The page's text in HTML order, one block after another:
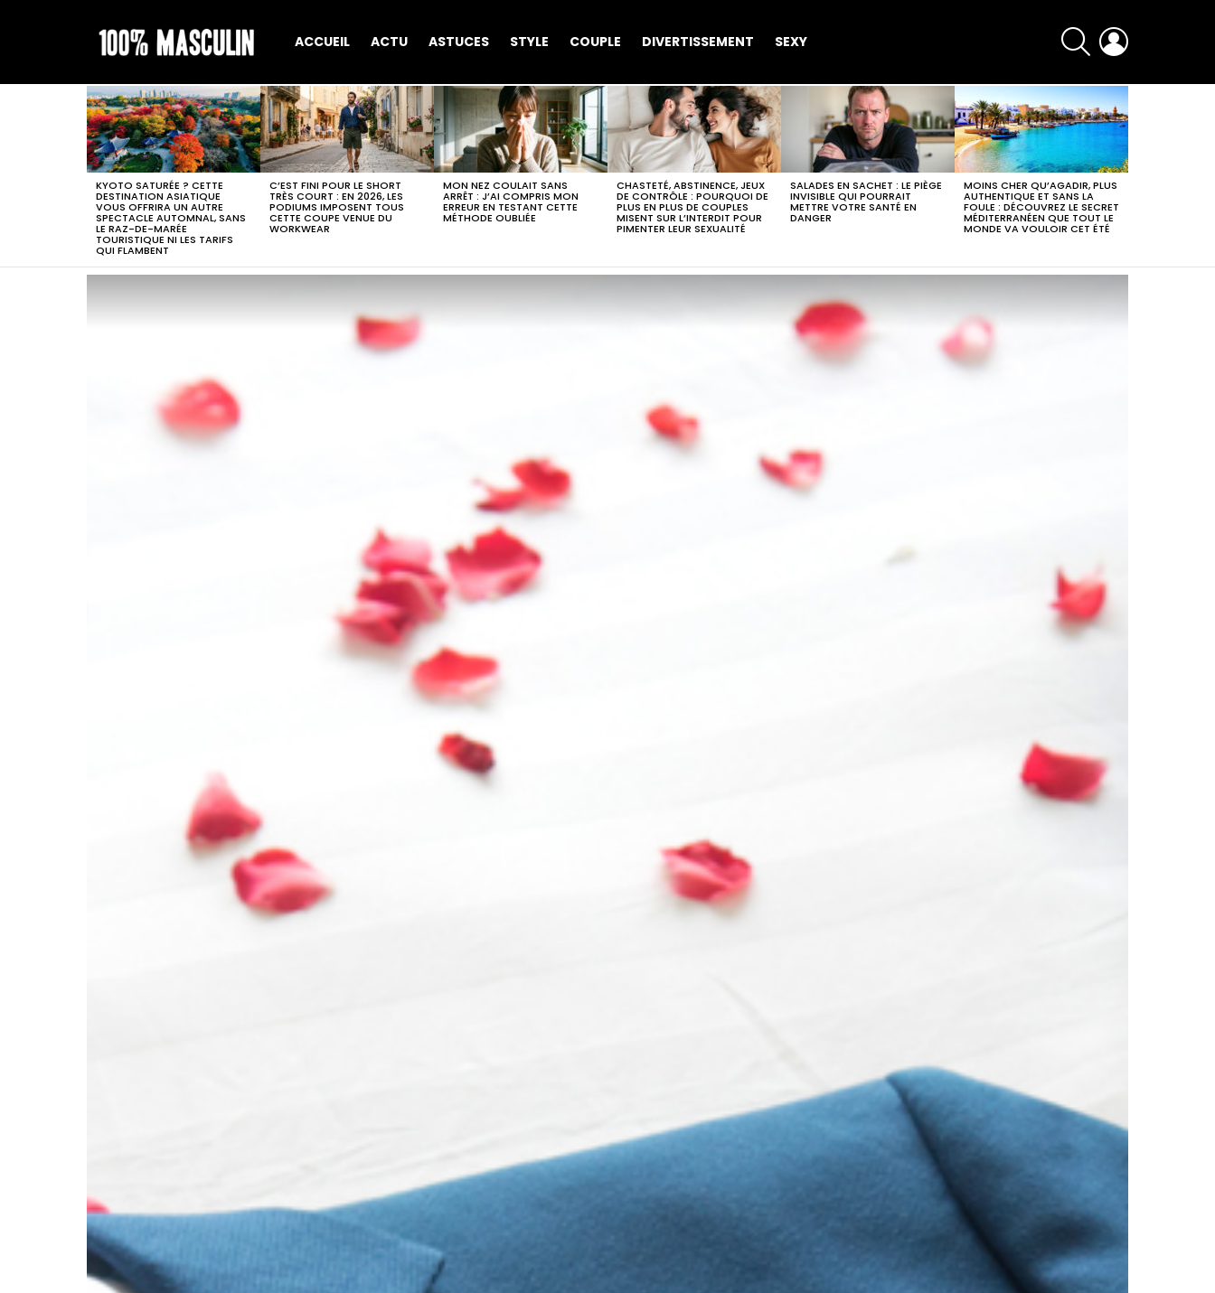
ACCUEIL ACTU ASTUCES STYLE COUPLE DIVERTISSEMENT SEXY
SEARCH
MOST
VIEWED
STORIES
KYOTO SATURÉE ? CETTE
DESTINATION ASIATIQUE
VOUS OFFRIRA UN AUTRE
SPECTACLE AUTOMNAL, SANS
LE RAZ-DE-MARÉE
TOURISTIQUE NI LES TARIFS
QUI FLAMBENT
C’EST FINI POUR LE SHORT
TRÈS COURT : EN 2026, LES
PODIUMS IMPOSENT TOUS
CETTE COUPE VENUE DU
WORKWEAR
MON NEZ COULAIT SANS
ARRÊT : J’AI COMPRIS MON
ERREUR EN TESTANT CETTE
MÉTHODE OUBLIÉE
CHASTETÉ, ABSTINENCE, JEUX
DE CONTRÔLE : POURQUOI DE
PLUS EN PLUS DE COUPLES
MISENT SUR L’INTERDIT POUR
PIMENTER LEUR SEXUALITÉ
SALADES EN SACHET : LE PIÈGE
INVISIBLE QUI POURRAIT
METTRE VOTRE SANTÉ EN
DANGER
MOINS CHER QU’AGADIR, PLUS
AUTHENTIQUE ET SANS LA
FOULE : DÉCOUVREZ LE SECRET
MÉDITERRANÉEN QUE TOUT LE
MONDE VA VOULOIR CET ÉTÉ